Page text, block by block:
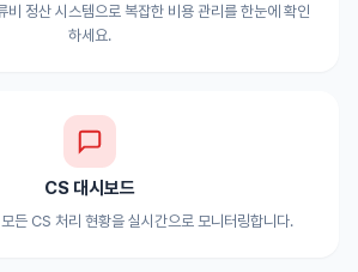
비 정산 시스템으로 복잡한 비용 관리를 한눈에 확인
하세요.
CS 대시보드
든 CS 처리 현황을 실시간으로 모니터링합니다.